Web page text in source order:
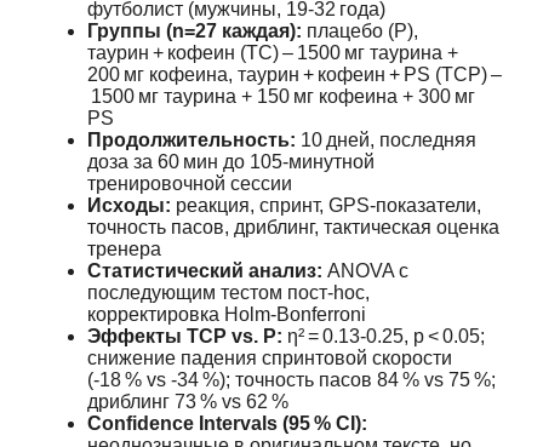
футболист (мужчины, 19‑32 года)
Группы (n=27 каждая): плацебо (P),
таурин + кофеин (TC) – 1500 мг таурина +
200 мг кофеина, таурин + кофеин + PS (TCP) –
1500 мг таурина + 150 мг кофеина + 300 мг
PS
Продолжительность: 10 дней, последняя
доза за 60 мин до 105‑минутной
тренировочной сессии
Исходы: реакция, спринт, GPS‑показатели,
точность пасов, дриблинг, тактическая оценка
тренера
Статистический анализ: ANOVA с
последующим тестом пост‑hoc,
корректировка Holm‑Bonferroni
Эффекты TCP vs. P: η² = 0.13‑0.25, p < 0.05;
снижение падения спринтовой скорости
(-18 % vs -34 %); точность пасов 84 % vs 75 %;
дриблинг 73 % vs 62 %
Confidence Intervals (95 % CI):